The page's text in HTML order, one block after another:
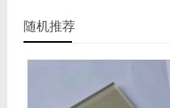
随机推荐